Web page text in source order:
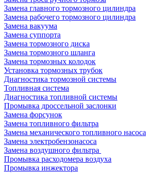
Замена главного тормозного цилиндра
Замена рабочего тормозного цилиндра
Замена вакуума
Замена суппорта
Замена тормозного диска
Замена тормозного шланга
Замена тормозных колодок
Установка тормозных трубок
Диагностика тормозной системы
Топливная система
Диагностика топливной системы
Промывка дроссельной заслонки
Замена форсунок
Замена топливного фильтра
Замена механического топливного насоса
Замена электробензонасоса
Замена воздушного фильтра
Промывка расходомера воздуха
Промывка инжектора